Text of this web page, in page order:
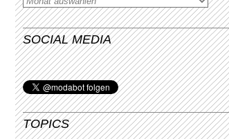
SOCIAL MEDIA
TOPICS